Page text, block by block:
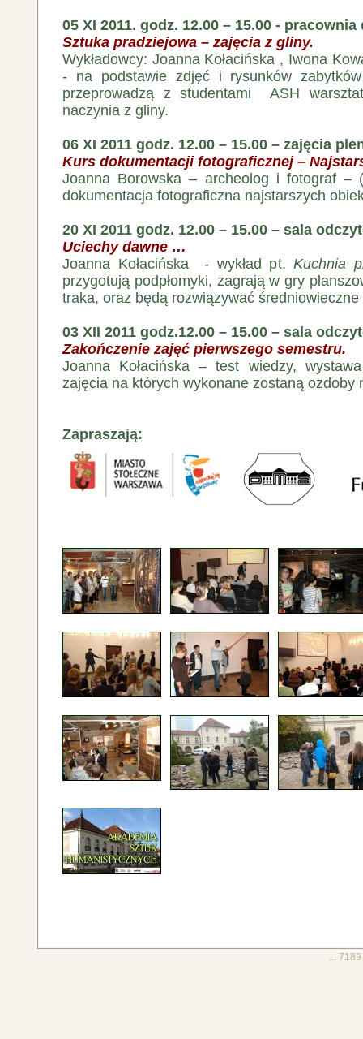
05 XI 2011. godz. 12.00 – 15.00 -
Sztuka pradziejowa – zajęcia z gliny.
Wykładowcy: Joanna Kołacińska , Iwona
- na podstawie zdjęć i rysunków
przeprowadzą z studentami ASH
naczynia z gliny.
06 XI 2011 godz. 12.00 – 15.00 – zajęcia
Kurs dokumentacji fotograficznej –
Joanna Borowska – archeolog i fotograf
dokumentacja fotograficzna najstarszych
20 XI 2011 godz. 12.00 – 15.00 – sala
Uciechy dawne …
Joanna Kołacińska - wykład pt.Kuchnia
przygotują podpłomyki, zagrają w gry
traka, oraz będą rozwiązywać średniowieczne
03 XII 2011 godz.12.00 – 15.00 – sala
Zakończenie zajęć pierwszego semestru.
Joanna Kołacińska – test wiedzy,
zajęcia na których wykonane zostaną ozdoby
Zapraszają:
.::